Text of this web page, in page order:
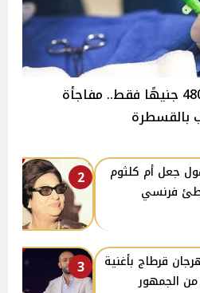
من ملايين الجنيهات لـ480 جنيهًا فقط.. مفاجأة
بالقسطرة
2
جعل أم كلثوم
فرنسي
3
قرطاج بأغنية
من الجمهور